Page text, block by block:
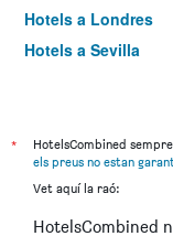
Hotels a Londres
Hotels a Sevilla
*
HotelsCombined
els preus no estan
Vet aquí la raó:
HotelsCombined